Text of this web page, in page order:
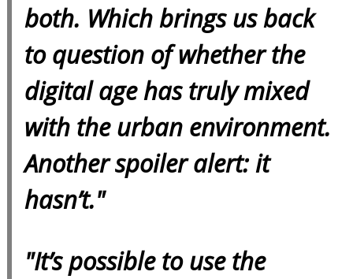
both. Which brings us back
to question of whether the
digital age has truly mixed
with the urban environment.
Another spoiler alert: it
hasn’t."
"It’s possible to use the